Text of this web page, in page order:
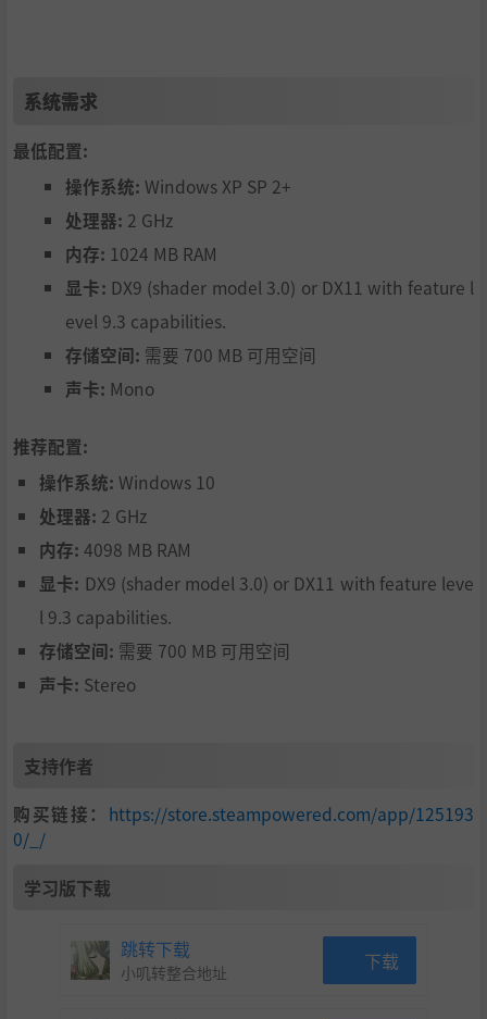
系统需求
最低配置:
操作系统: Windows XP SP 2+
处理器: 2 GHz
内存: 1024 MB RAM
显卡: DX9 (shader model 3.0) or DX11 with feature l
evel 9.3 capabilities.
存储空间: 需要 700 MB 可用空间
声卡: Mono
推荐配置:
操作系统: Windows 10
处理器: 2 GHz
内存: 4098 MB RAM
显卡: DX9 (shader model 3.0) or DX11 with feature leve
l 9.3 capabilities.
存储空间: 需要 700 MB 可用空间
声卡: Stereo
支持作者
购买链接： https://store.steampowered.com/app/125193
0/_/
学习版下载
跳转下载
小叽转整合地址 下载